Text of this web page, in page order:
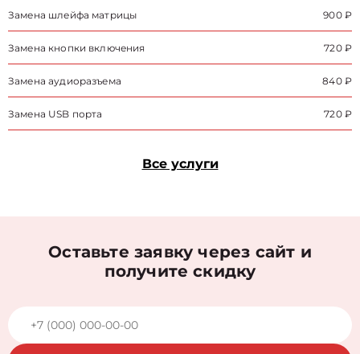
Замена шлейфа матрицы 900 ₽
Замена кнопки включения 720 ₽
Замена аудиоразъема 840 ₽
Замена USB порта 720 ₽
Все услуги
Оставьте заявку через сайт и
получите скидку